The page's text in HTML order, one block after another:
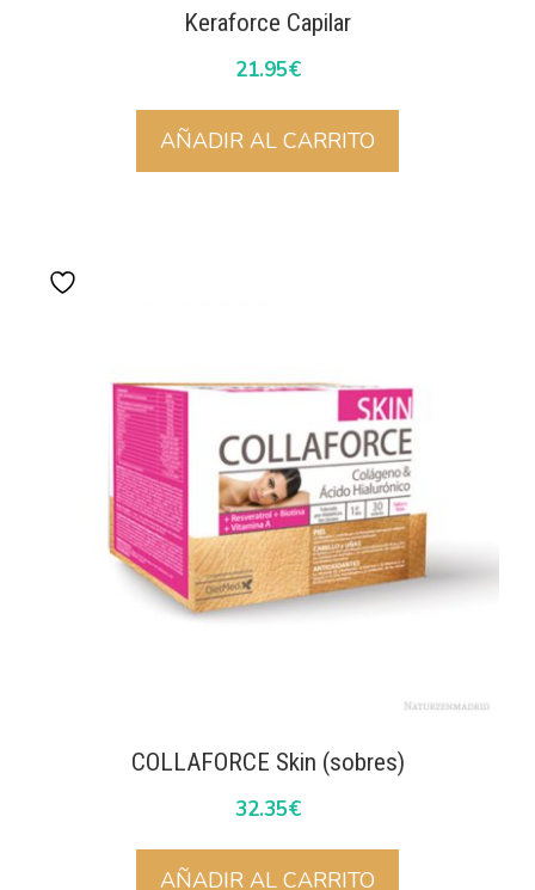
Keraforce Capilar
21.95€
AÑADIR AL CARRITO
COLLAFORCE Skin (sobres)
32.35€
AÑADIR AL CARRITO